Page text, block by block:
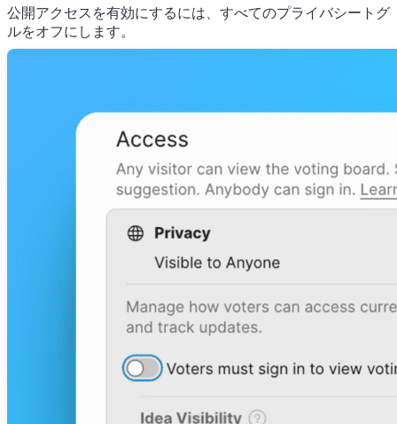
公開アクセスを有効にするには、すべてのプライバシートグ
ルをオフにします。